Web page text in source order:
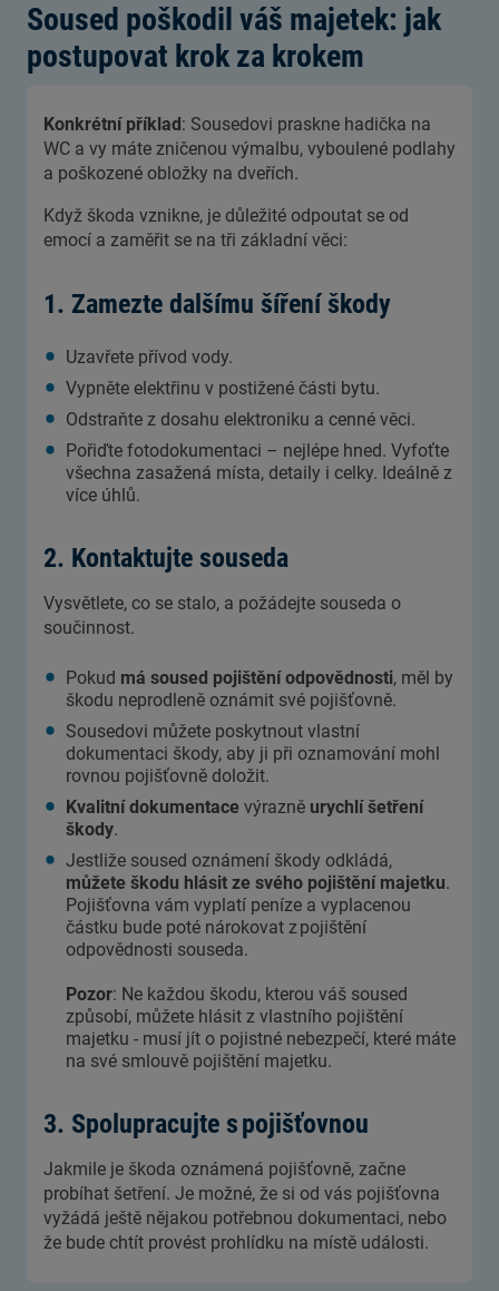
Soused poškodil váš majetek: jak
postupovat krok za krokem
Konkrétní příklad: Sousedovi praskne hadička na
WC a vy máte zničenou výmalbu, vyboulené podlahy
a poškozené obložky na dveřích.
Když škoda vznikne, je důležité odpoutat se od
emocí a zaměřit se na tři základní věci:
1. Zamezte dalšímu šíření škody
Uzavřete přívod vody.
Vypněte elektřinu v postižené části bytu.
Odstraňte z dosahu elektroniku a cenné věci.
Pořiďte fotodokumentaci – nejlépe hned. Vyfoťte
všechna zasažená místa, detaily i celky. Ideálně z
více úhlů.
2. Kontaktujte souseda
Vysvětlete, co se stalo, a požádejte souseda o
součinnost.
Pokud má soused pojištění odpovědnosti, měl by
škodu neprodleně oznámit své pojišťovně.
Sousedovi můžete poskytnout vlastní
dokumentaci škody, aby ji při oznamování mohl
rovnou pojišťovně doložit.
Kvalitní dokumentace výrazně urychlí šetření
škody.
Jestliže soused oznámení škody odkládá,
můžete škodu hlásit ze svého pojištění majetku.
Pojišťovna vám vyplatí peníze a vyplacenou
částku bude poté nárokovat z pojištění
odpovědnosti souseda.
Pozor: Ne každou škodu, kterou váš soused
způsobí, můžete hlásit z vlastního pojištění
majetku - musí jít o pojistné nebezpečí, které máte
na své smlouvě pojištění majetku.
3. Spolupracujte s pojišťovnou
Jakmile je škoda oznámená pojišťovně, začne
probíhat šetření. Je možné, že si od vás pojišťovna
vyžádá ještě nějakou potřebnou dokumentaci, nebo
že bude chtít provést prohlídku na místě události.